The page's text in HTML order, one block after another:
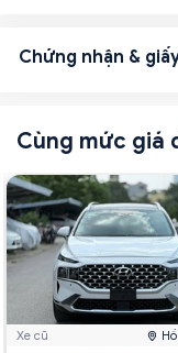
Chứng nhận &
Cùng mức giá
Xe cũ